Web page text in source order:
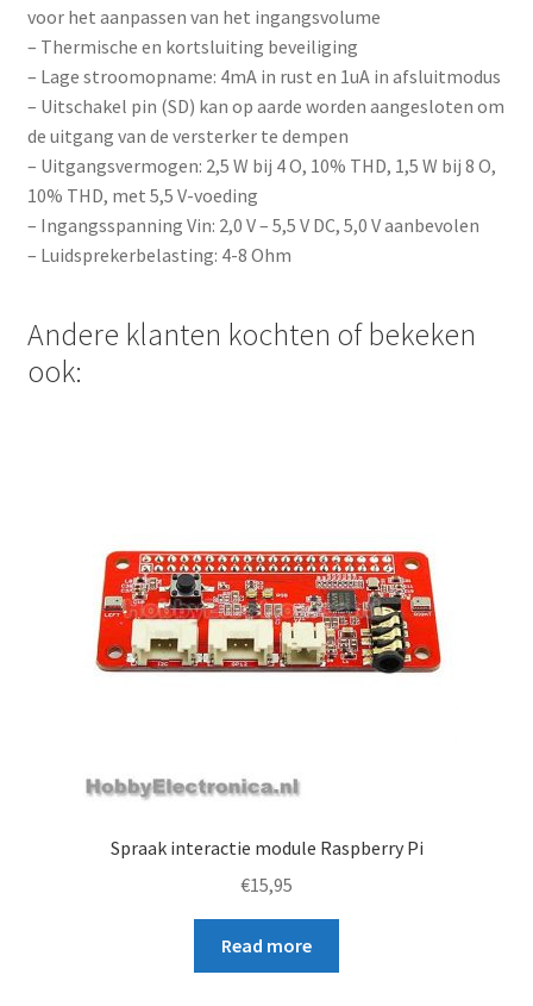
voor het aanpassen van het ingangsvolume
– Thermische en kortsluiting beveiliging
– Lage stroomopname: 4mA in rust en 1uA in afsluitmodus
– Uitschakel pin (SD) kan op aarde worden aangesloten om
de uitgang van de versterker te dempen
– Uitgangsvermogen: 2,5 W bij 4 O, 10% THD, 1,5 W bij 8 O,
10% THD, met 5,5 V-voeding
– Ingangsspanning Vin: 2,0 V – 5,5 V DC, 5,0 V aanbevolen
– Luidsprekerbelasting: 4-8 Ohm
Andere klanten kochten of bekeken
ook:
Spraak interactie module Raspberry Pi
€15,95
Read more